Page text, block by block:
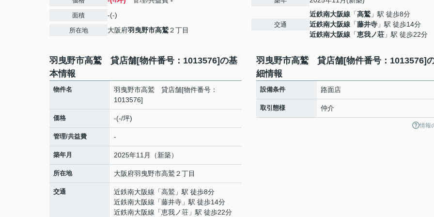
面積 -(-)
所在地 大阪府羽曳野市高鷲２丁目
交通
近鉄南大阪線 「高鷲」駅 徒歩8分
近鉄南大阪線 「藤井寺 」駅 徒歩14分
近鉄南大阪線 「恵我ノ荘 」駅 徒歩22分
羽曳野市高鷲 貸店舗[物件番号：1013576]の基
本情報
物件名
羽曳野市高鷲 貸店舗[物件番号：
1013576]
価格 -(-/坪)
管理/共益費 -
築年月 2025年11月（新築）
所在地 大阪府羽曳野市高鷲２丁目
交通 近鉄南大阪線 「高鷲 」駅 徒歩8分
近鉄南大阪線 「藤井寺 」駅 徒歩14分
近鉄南大阪線 「恵我ノ荘 」駅 徒歩22分
羽曳野市高鷲 貸店舗[物件番号：1013576]
細情報
設備条件 路面店
取引態様 仲介
情報